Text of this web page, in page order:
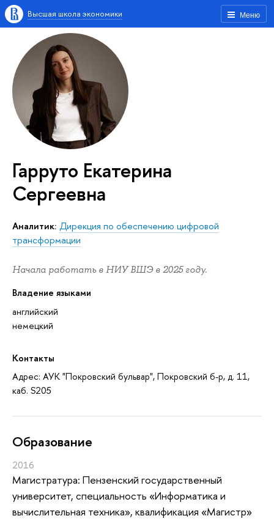
Меню
Высшая школа экономики
Гарруто Екатерина
Сергеевна
Аналитик: Дирекция по обеспечению цифровой
трансформации
Начала работать в НИУ ВШЭ в 2025 году.
Владение языками
английский
немецкий
Контакты
Адрес: АУК "Покровский бульвар", Покровский б-р, д. 11,
каб. S205
Oбразование
2016
Магистратура: Пензенский государственный
университет, специальность «Информатика и
вычислительная техника», квалификация «Магистр»